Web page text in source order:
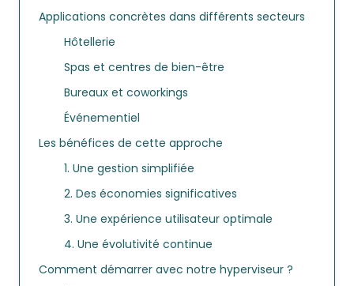
Applications concrètes dans différents secteurs
Hôtellerie
Spas et centres de bien-être
Bureaux et coworkings
Événementiel
Les bénéfices de cette approche
1. Une gestion simplifiée
2. Des économies significatives
3. Une expérience utilisateur optimale
4. Une évolutivité continue
Comment démarrer avec notre hyperviseur ?